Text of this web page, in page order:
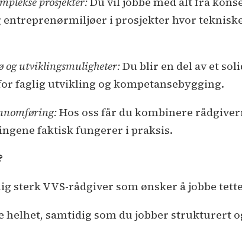
entreprenørmiljøer i prosjekter hvor
og utviklingsmuligheter:Du blir en del av et
faglig utvikling og kompetansebygging.
Hos oss får du kombinere
faktisk fungerer i praksis.
sterk VVS-rådgiver som ønsker å jobbe
helhet, samtidig som du jobber strukturert